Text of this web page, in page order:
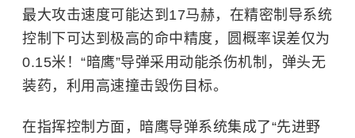
最大攻击速度可能达到17马赫，在精密制导系统
控制下可达到极高的命中精度，圆概率误差仅为
0.15米！“暗鹰”导弹采用动能杀伤机制，弹头无
装药，利用高速撞击毁伤目标。
在指挥控制方面，暗鹰导弹系统集成了“先进野